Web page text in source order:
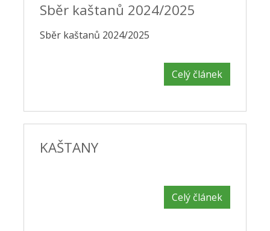
Sběr kaštanů 2024/2025
Sběr kaštanů 2024/2025
Celý článek
KAŠTANY
Celý článek